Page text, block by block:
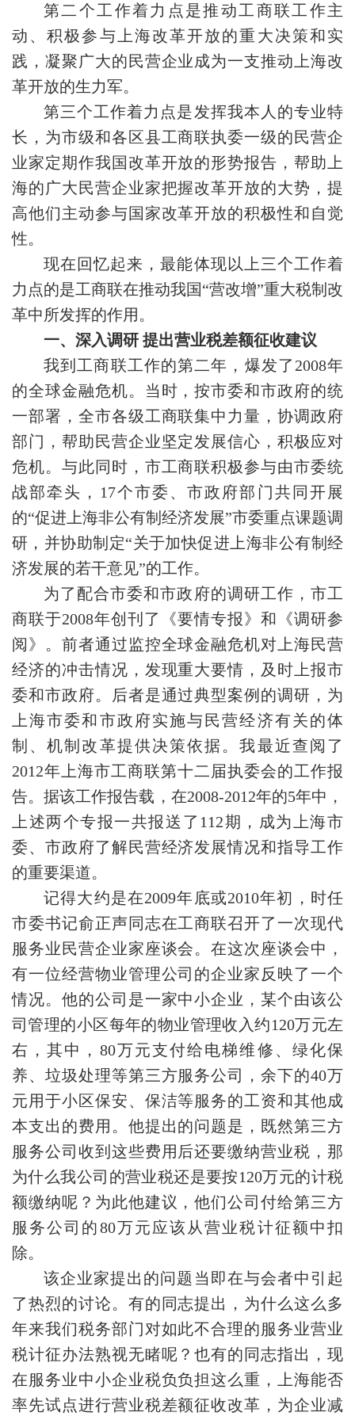
第二个工作着力点是推动工商联工作主
动、积极参与上海改革开放的重大决策和实
践，凝聚广大的民营企业成为一支推动上海改
革开放的生力军。
第三个工作着力点是发挥我本人的专业特
长，为市级和各区县工商联执委一级的民营企
业家定期作我国改革开放的形势报告，帮助上
海的广大民营企业家把握改革开放的大势，提
高他们主动参与国家改革开放的积极性和自觉
性。
现在回忆起来，最能体现以上三个工作着
力点的是工商联在推动我国“营改增”重大税制改
革中所发挥的作用。
一、 深入调研 提出营业税差额征收建议
我到工商联工作的第二年，爆发了2008年
的全球金融危机。当时，按市委和市政府的统
一部署，全市各级工商联集中力量，协调政府
部门，帮助民营企业坚定发展信心，积极应对
危机。与此同时，市工商联积极参与由市委统
战部牵头，17个市委、市政府部门共同开展
的“促进上海非公有制经济发展”市委重点课题调
研，并协助制定“关于加快促进上海非公有制经
济发展的若干意见”的工作。
为了配合市委和市政府的调研工作，市工
商联于2008年创刊了《要情专报》和《调研参
阅》。前者通过监控全球金融危机对上海民营
经济的冲击情况，发现重大要情，及时上报市
委和市政府。后者是通过典型案例的调研，为
上海市委和市政府实施与民营经济有关的体
制、机制改革提供决策依据。我最近查阅了
2012年上海市工商联第十二届执委会的工作报
告。据该工作报告载，在2008-2012年的5年中，
上述两个专报一共报送了112期，成为上海市
委、市政府了解民营经济发展情况和指导工作
的重要渠道。
记得大约是在2009年底或2010年初，时任
市委书记俞正声同志在工商联召开了一次现代
服务业民营企业家座谈会。在这次座谈会中，
有一位经营物业管理公司的企业家反映了一个
情况。他的公司是一家中小企业，某个由该公
司管理的小区每年的物业管理收入约120万元左
右，其中，80万元支付给电梯维修、绿化保
养、垃圾处理等第三方服务公司，余下的40万
元用于小区保安、保洁等服务的工资和其他成
本支出的费用。他提出的问题是，既然第三方
服务公司收到这些费用后还要缴纳营业税，那
为什么我公司的营业税还是要按120万元的计税
额缴纳呢？为此他建议，他们公司付给第三方
服务公司的80万元应该从营业税计征额中扣
除。
该企业家提出的问题当即在与会者中引起
了热烈的讨论。有的同志提出，为什么这么多
年来我们税务部门对如此不合理的服务业营业
税计征办法熟视无睹呢？也有的同志指出，现
在服务业中小企业税负负担这么重，上海能否
率先试点进行营业税差额征收改革，为企业减